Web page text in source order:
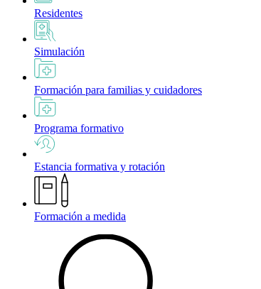
Residentes
Simulación
Formación para familias y cuidadores
Programa formativo
Estancia formativa y rotación
Formación a medida